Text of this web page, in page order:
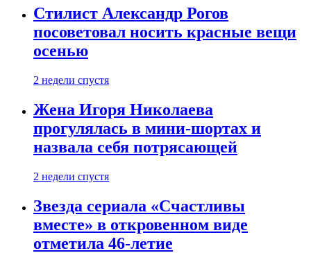
Стилист Александр Рогов
посоветовал носить красные вещи
осенью
2 недели спустя
Жена Игоря Николаева
прогулялась в мини-шортах и
назвала себя потрясающей
2 недели спустя
Звезда сериала «Счастливы
вместе» в откровенном виде
отметила 46-летие